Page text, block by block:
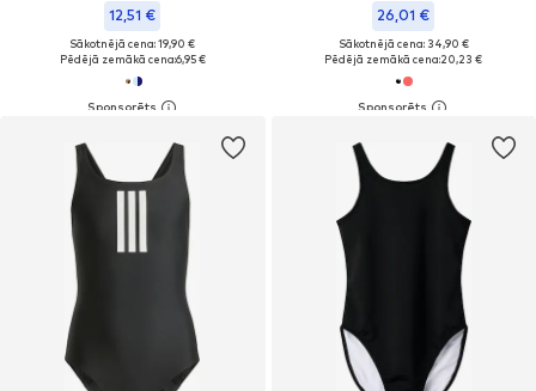
12,51 €
Sākotnējā cena: 19,90 €
Pēdējā zemākā cena:6,95 €
26,01 €
Sākotnējā cena: 34,90 €
Pēdējā zemākā cena:20,23 €